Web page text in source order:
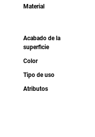
Material
Acabado de la
superficie
Color
Tipo de uso
Atributos